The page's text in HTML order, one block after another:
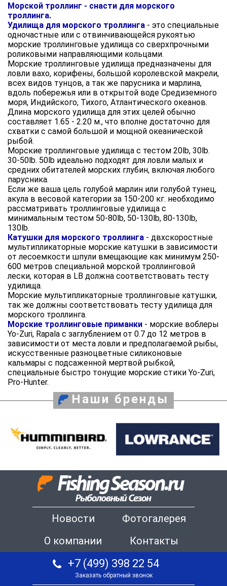
Морской троллинг - снасти для морского
троллинга.
Удилища для морского троллинга - это специальные
одночастные или с отвинчивающейся рукоятью
морские троллинговые удилища со сверхпрочными
роликовыми направляющими кольцами.
Морские троллинговые удилища предназначены для
ловли вахо, корифены, большой королевской макрели,
всех видов тунцов, а так же парусника и марлина,
вдоль побережья или в открытой воде Средиземного
моря, Индийского, Тихого, Атлантического океанов.
Длина морского удилища для этих целей обычно
составляет 1.65 - 2.20 м., что вполне достаточно для
схватки с самой большой и мощной океанической
рыбой.
Морские троллинговые удилища с тестом 20lb, 30lb.
30-50lb. 50lb идеально подходят для ловли малых и
средних обитателей морских глубин, включая любого
парусника.
Если же ваша цель голубой марлин или голубой тунец,
акула в весовой категории за 150-200 кг. необходимо
рассматривать троллинговые удилища с
минимальным тестом 50-80lb, 50-130lb, 80-130lb,
130lb.
Катушки для морского троллинга - двхскоростные
мультипликаторные морские катушки в зависимости
от лесоемкости шпули вмещающие как минимум 250-
600 метров специальной морской троллинговой
лески, которая в LB должна соответствовать тесту
удилища.
Морские мультипликаторные троллинговые катушки,
так же должны соответствовать тесту удилища для
морского троллинга.
Морские троллинговые приманки - морские воблеры
Yo-Zuri, Rapala с заглублением от 0.7 до 12 метров в
зависимости от места ловли и предполагаемой рыбы,
искусственные разноцветные силиконовые
кальмары с подсаженной мертвой рыбкой,
специальные быстро тонущие морские стики Yo-Zuri,
Pro-Hunter.
Наши бренды
Новости
Фотогалерея
О компании
Контакты
+7 (499) 398 22 54
Заказать обратный звонок